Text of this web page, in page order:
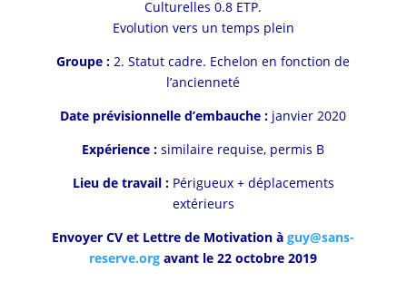
Culturelles 0.8 ETP.
Evolution vers un temps plein
Groupe : 2. Statut cadre. Echelon en fonction de
l’ancienneté
Date prévisionnelle d’embauche : janvier 2020
Expérience : similaire requise, permis B
Lieu de travail :Périgueux + déplacements
extérieurs
Envoyer CV et Lettre de Motivation àguy@sans-
reserve.org avant le 22 octobre 2019